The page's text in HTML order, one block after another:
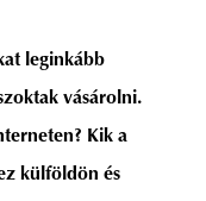
leginkább
vásárolni.
Kik a
külföldön és